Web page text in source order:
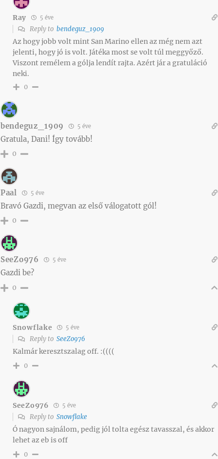
Ray 5 éve
Reply to bendeguz_1909
Az hogy jobb volt mint San Marino ellen az még nem azt
jelenti, hogy jó is volt. Játéka most se volt túl meggyőző.
Viszont remélem a gólja lendít rajta. Azért jár a gratuláció
neki.
0
bendeguz_1909 5 éve
Gratula, Dani! Így tovább!
0
Paal 5 éve
Bravó Gazdi, megvan az első válogatott gól!
0
SeeZo976 5 éve
Gazdi be?
0
Snowflake 5 éve
Reply to SeeZo976
Kalmár keresztszalag off. :((((
0
SeeZo976 5 éve
Reply to Snowflake
Ó nagyon sajnálom, pedig jól tolta egész tavasszal, és akkor
lehet az eb is off
0